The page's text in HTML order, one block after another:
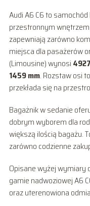
Audi A6 C6 to
przestronnym
zapewniają zarówno
miejsca dla pasażerów
(Limousine) wynosi
1459 mm. Rozstaw osi
przekłada się na
Bagażnik w sedanie
dobrym wyborem dla
większą ilością bagażu.
zarówno codzienne
Opisane wyżej wymiary
gamie nadwoziowej A6
oraz uterenowiona